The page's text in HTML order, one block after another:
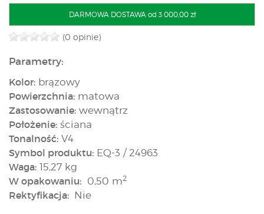
DARMOWA DOSTAWA od 3 000,00 zł
(0 opinie)
Parametry:
Kolor: brązowy
Powierzchnia: matowa
Zastosowanie: wewnątrz
Położenie: ściana
Tonalność: V4
Symbol produktu: EQ-3 / 24963
Waga: 15,27 kg
W opakowaniu: 0,50 m2
Rektyfikacja: Nie